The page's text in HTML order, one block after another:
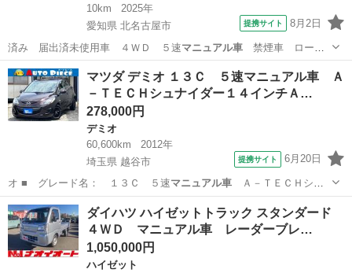
10km
2025年
愛知県 北名古屋市
提携サイト 8月2日
済み 届出済未使用車 ４ＷＤ ５速マニュアル車禁煙車 ローン
条件付新品ディスプ…
愛知 北名古屋市 ジムニー
マツダ デミオ １３Ｃ ５速マニュアル車 Ａ
－ＴＥＣＨシュナイダー１４インチＡ…
278,000円
デミオ
60,600km
2012年
埼玉県 越谷市
提携サイト 6月20日
オ ■ グレード名： １３Ｃ ５速マニュアル車Ａ－ＴＥＣＨシュ
ナイダー１４イン…
埼玉 越谷市 デミオ
ダイハツ ハイゼットトラック スタンダード
４ＷＤ マニュアル車 レーダーブレ…
1,050,000円
ハイゼット